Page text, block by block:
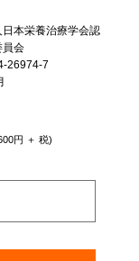
日本栄養治療学会認
員会
26974-7
円 ＋ 税)